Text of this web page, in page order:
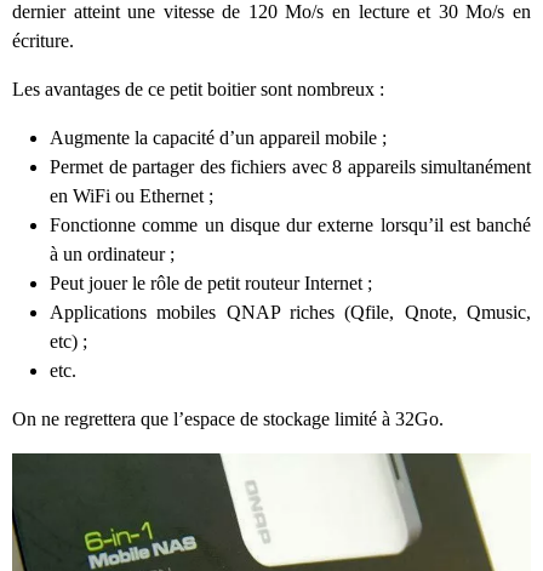
dernier atteint une vitesse de 120 Mo/s en lecture et 30 Mo/s en
écriture.
Les avantages de ce petit boitier sont nombreux :
Augmente la capacité d’un appareil mobile ;
Permet de partager des fichiers avec 8 appareils simultanément
en WiFi ou Ethernet ;
Fonctionne comme un disque dur externe lorsqu’il est banché
à un ordinateur ;
Peut jouer le rôle de petit routeur Internet ;
Applications mobiles QNAP riches (Qfile, Qnote, Qmusic,
etc) ;
etc.
On ne regrettera que l’espace de stockage limité à 32Go.